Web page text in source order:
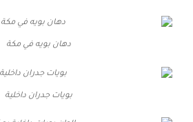
دهان بويه في مكة
بويات جدران داخلية